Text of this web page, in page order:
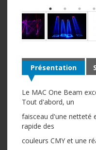
Présentation
Le MAC One Beam
Tout d'abord, un
faisceau d'une netteté
rapide des
couleurs CMY et une